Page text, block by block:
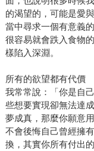
的渴望的，可能是愛
當中尋求一個有意義
很容易就會跌入食物
樣陷入深淵。
所有的欲望都有代價
我常常說：「你是自
些想要實現卻無法達
夢成真，那麼你願意
不會後悔自己曾經擁
換，其實你所有付出